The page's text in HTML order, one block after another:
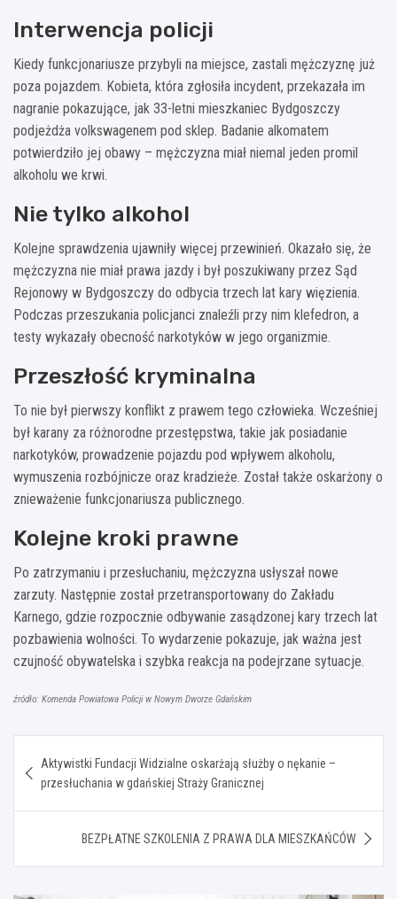
Interwencja policji
Kiedy funkcjonariusze przybyli na miejsce, zastali mężczyznę już
poza pojazdem. Kobieta, która zgłosiła incydent, przekazała im
nagranie pokazujące, jak 33-letni mieszkaniec Bydgoszczy
podjeżdża volkswagenem pod sklep. Badanie alkomatem
potwierdziło jej obawy – mężczyzna miał niemal jeden promil
alkoholu we krwi.
Nie tylko alkohol
Kolejne sprawdzenia ujawniły więcej przewinień. Okazało się, że
mężczyzna nie miał prawa jazdy i był poszukiwany przez Sąd
Rejonowy w Bydgoszczy do odbycia trzech lat kary więzienia.
Podczas przeszukania policjanci znaleźli przy nim klefedron, a
testy wykazały obecność narkotyków w jego organizmie.
Przeszłość kryminalna
To nie był pierwszy konflikt z prawem tego człowieka. Wcześniej
był karany za różnorodne przestępstwa, takie jak posiadanie
narkotyków, prowadzenie pojazdu pod wpływem alkoholu,
wymuszenia rozbójnicze oraz kradzieże. Został także oskarżony o
znieważenie funkcjonariusza publicznego.
Kolejne kroki prawne
Po zatrzymaniu i przesłuchaniu, mężczyzna usłyszał nowe
zarzuty. Następnie został przetransportowany do Zakładu
Karnego, gdzie rozpocznie odbywanie zasądzonej kary trzech lat
pozbawienia wolności. To wydarzenie pokazuje, jak ważna jest
czujność obywatelska i szybka reakcja na podejrzane sytuacje.
źródło: Komenda Powiatowa Policji w Nowym Dworze Gdańskim
wpisu
Aktywistki Fundacji Widzialne oskarżają służby o nękanie –
przesłuchania w gdańskiej Straży Granicznej
BEZPŁATNE SZKOLENIA Z PRAWA DLA MIESZKAŃCÓW